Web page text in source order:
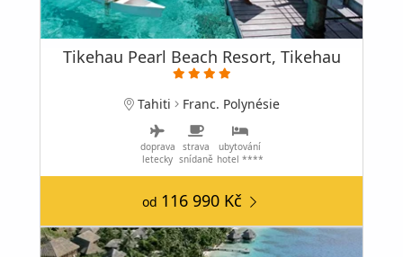
Tikehau Pearl Beach Resort, Tikehau
Tahiti Franc. Polynésie
doprava
letecky
strava
snídaně
ubytování
hotel ****
od 116 990 Kč